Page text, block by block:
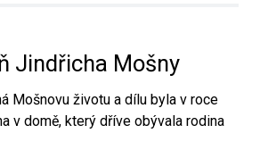
Jindřicha Mošny
Mošnovu životu a dílu byla v roce
v domě, který dříve obývala rodina